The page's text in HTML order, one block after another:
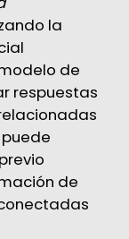
la
de
respuestas
de